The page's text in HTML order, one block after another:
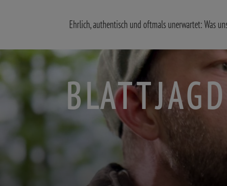
Ehrlich, authentisch und oftmals unerwartet: Was